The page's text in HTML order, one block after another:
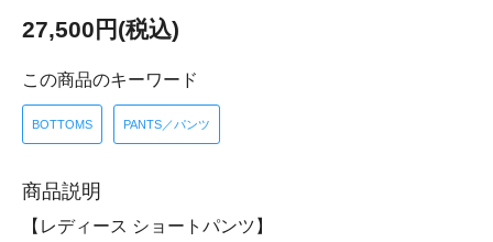
27,500円(税込)
この商品のキーワード
BOTTOMS PANTS／パンツ
商品説明
【レディース ショートパンツ】